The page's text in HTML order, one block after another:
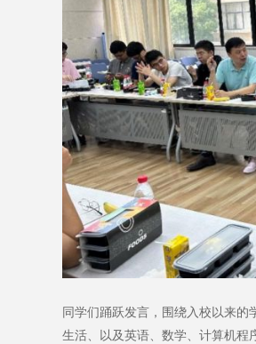
同学们踊跃发言，围绕入校以来的
生活、以及英语、数学、计算机程